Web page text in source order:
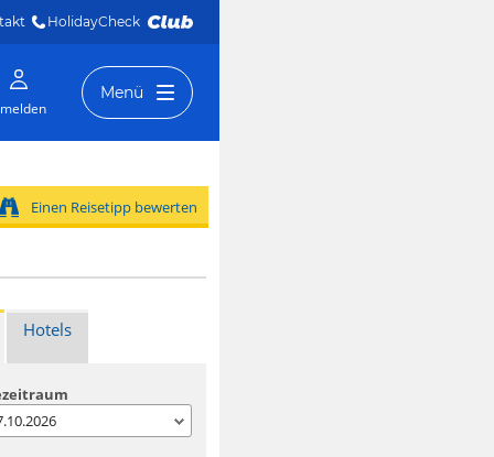
HolidayCheck
Menü
Einen Reisetipp bewerten
Hotels